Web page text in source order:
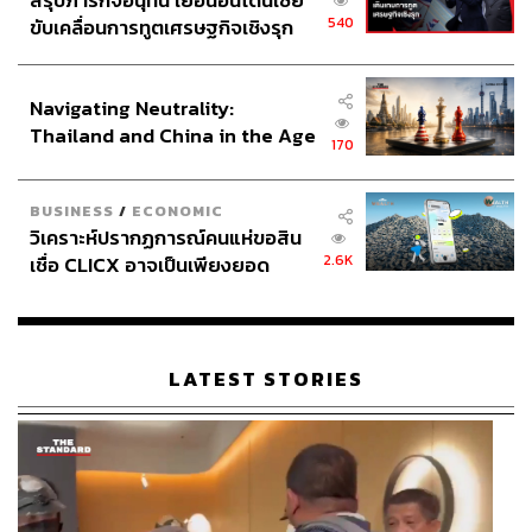
ขับเคลื่อนการทูตเศรษฐกิจเชิงรุก
540
Navigating Neutrality:
Thailand and China in the Age
170
BUSINESS / ECONOMIC
วิเคราะห์ปรากฏการณ์คนแห่ขอสิน
เชื่อ CLICX อาจเป็นเพียงยอด
เรือนไทยที่ถูกซุกไว้
2.6K
LATEST STORIES